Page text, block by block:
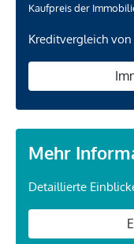
Kaufpreis der
Kreditvergleich von
Mehr
Detaillierte